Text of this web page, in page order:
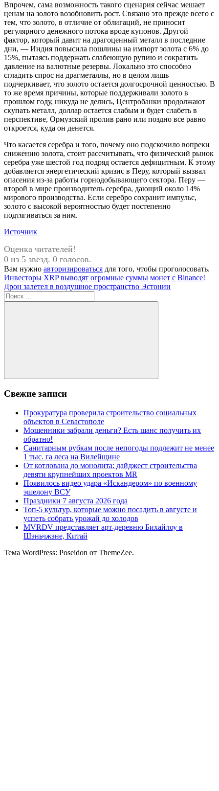
Впрочем, сама возможность такого сценария сейчас мешает
ценам на золото возобновить рост. Связано это прежде всего с
тем, что золото, в отличие от облигаций, не приносит
регулярного денежного потока вроде купонов. Другой
фактор, который давит на драгоценный металл в последние
дни, — Индия повысила пошлины на импорт золота с 6% до
15%, пытаясь поддержать слабеющую рупию и сократить
давление на валютные резервы. Локально это способно
сгладить спрос на драгметаллы, но в целом лишь
подчеркивает, что золото остается долгосрочной ценностью. В
то же время причины, которые поддерживали золото в
прошлом году, никуда не делись, Центробанки продолжают
скупать металл, доллар остается слабым и будет слабеть в
перспективе, Ормузский пролив рано или поздно все равно
откроется, куда он денется.
Что касается серебра и того, почему оно подскочило вопреки
снижению золота, стоит рассчитывать, что физический рынок
серебра уже шестой год подряд остается дефицитным. К этому
добавляется энергетический кризис в Перу, который вызвал
опасения из-за работы горнодобывающего сектора. Перу —
второй в мире производитель серебра, дающий около 14%
мирового производства. Если серебро сохранит импульс,
золото с высокой вероятностью будет постепенно
подтягиваться за ним.
Источник
Оценка читателей!
0 из 5 звезд. 0 голосов.
Вам нужно авторизироваться для того, чтобы проголосовать.
Навигация
по
записям
Предыдущая
запись:
Инвесторы XRP выводят огромные суммы монет с Binance!
Следующая
запись:
Дрон залетел в воздушное пространство Эстонии
Поиск
для:
Поиск
Свежие записи
Прокуратура проверила строительство социальных
объектов в Севастополе
Мошенники забрали деньги? Есть шанс получить их
обратно!
Санитарным рубкам после непогоды подлежит не менее
1 тыс. га леса на Вилейщине
От котлована до монолита: дайджест строительства
девяти крупнейших проектов MR
Появилось видео удара «Искандером» по военному
эшелону ВСУ
Праздники 7 августа 2026 года
Топ-5 культур, которые можно посадить в августе и
успеть собрать урожай до холодов
MVRDV представляет арт-деревню Бихайлоу в
Шэньчжэне, Китай
Тема WordPress: Poseidon от ThemeZee.